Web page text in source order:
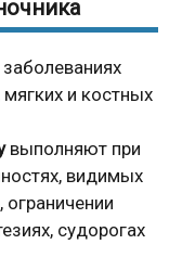
заболеваниях
и костных
выполняют при
видимых
судорогах